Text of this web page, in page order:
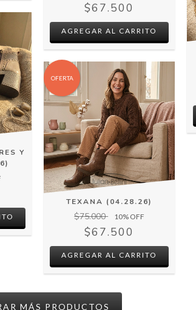
$67.500
AGREGAR AL CARRITO
Y
OFERTA
TEXANA (04.28.26)
$75.000 10% OFF
$67.500
AGREGAR AL CARRITO
MÁS PRODUCTOS